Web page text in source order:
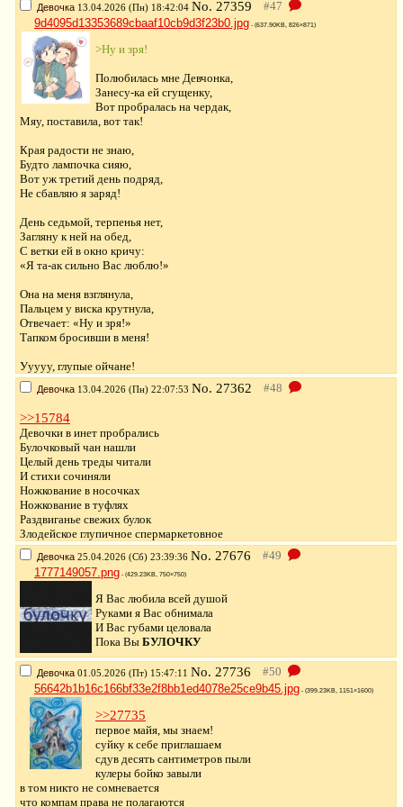
Девочка 13.04.2026 (Пн) 18:42:04 No. 27359
9d4095d13353689cbaaf10cb9d3f23b0.jpg - (637.90KB, 826×871)
>Ну и зря!
Полюбилась мне Девчонка,
Занесу-ка ей сгущенку,
Вот пробралась на чердак,
Мяу, поставила, вот так!
Края радости не знаю,
Будто лампочка сияю,
Вот уж третий день подряд,
Не сбавляю я заряд!
День седьмой, терпенья нет,
Загляну к ней на обед,
С ветки ей в окно кричу:
«Я та-ак сильно Вас люблю!»
Она на меня взглянула,
Пальцем у виска крутнула,
Отвечает: «Ну и зря!»
Тапком бросивши в меня!
Ууууу, глупые ойчане!
Девочка 13.04.2026 (Пн) 22:07:53 No. 27362
>>15784
Девочки в инет пробрались
Булочковый чан нашли
Целый день треды читали
И стихи сочиняли
Ножкование в носочках
Ножкование в туфлях
Раздвиганье свежих булок
Злодейское глупичное спермаркетовное
Девочка 25.04.2026 (Сб) 23:39:36 No. 27676
1777149057.png - (429.23KB, 750×750)
Я Вас любила всей душой
Руками я Вас обнимала
И Вас губами целовала
Пока Вы БУЛОЧКУ
Девочка 01.05.2026 (Пт) 15:47:11 No. 27736
56642b1b16c166bf33e2f8bb1ed4078e25ce9b45.jpg - (399.23KB, 1151×1600)
>>27735
первое майя, мы знаем!
суйку к себе приглашаем
сдув десять сантиметров пыли
кулеры бойко завыли
в том никто не сомневается
что компам права не полагаются